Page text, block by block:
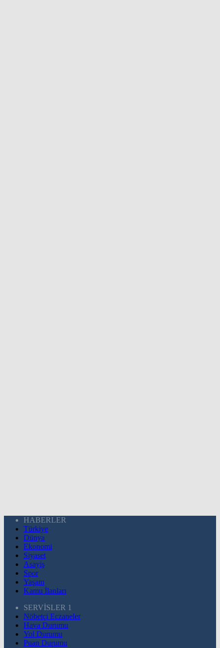
HABERLER
Türkiye
Dünya
Ekonomi
Siyaset
Asayiş
Spor
Yaşam
Kamu İlanları
SERVİSLER 1
Nöbetçi Eczaneler
Hava Durumu
Yol Durumu
Puan Durumu